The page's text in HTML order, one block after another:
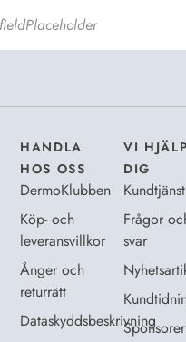
HANDLA
HOS OSS
DermoKlubben
Köp- och
leveransvillkor
Ånger och
returrätt
Dataskyddsbeskrivning
VI
DIG
Kundtjänst
Frågor
svar